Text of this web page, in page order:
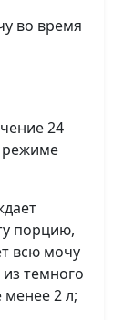
во время
24
режиме
порцию,
всю мочу
темного
2 л;